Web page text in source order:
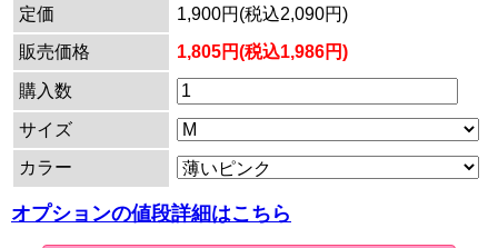
定価
1,900円(税込2,090円)
販売価格
1,805円(税込1,986円)
購入数
サイズ
カラー
オプションの値段詳細はこちら